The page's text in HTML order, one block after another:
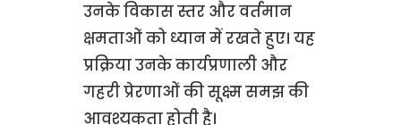
उनके विकास स्तर और वर्तमान
क्षमताओं को ध्यान में रखते हुए। यह
प्रक्रिया उनके कार्यप्रणाली और
गहरी प्रेरणाओं की सूक्ष्म समझ की
आवश्यकता होती है।